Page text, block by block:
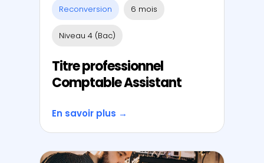
Reconversion 6 mois
Niveau 4 (Bac)
Titre professionnel
Comptable Assistant
En savoir plus →